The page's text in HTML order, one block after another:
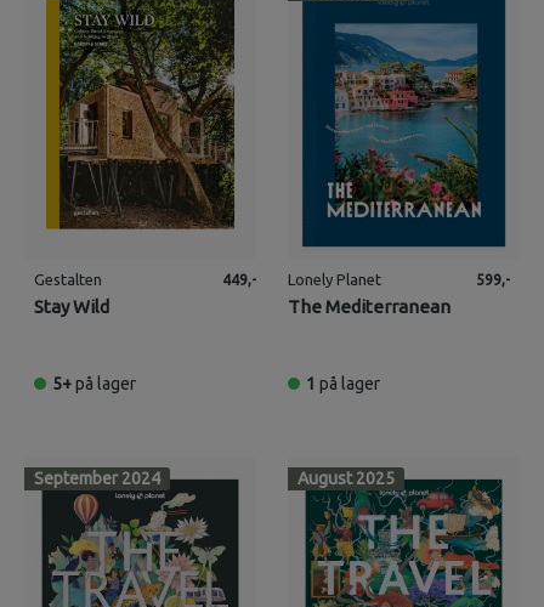
Gestalten
Stay Wild
449,-
5+på lager
Lonely Planet
The Mediterranean
599,-
1 på lager
September 2024 August 2025